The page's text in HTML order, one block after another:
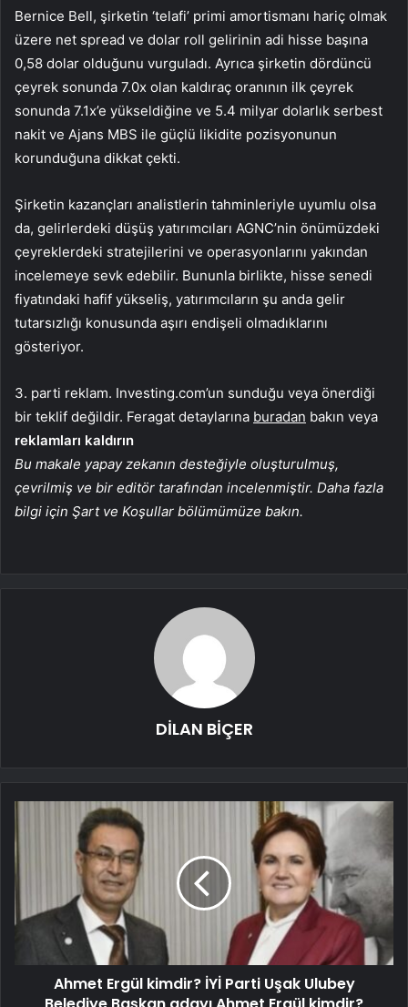
Bernice Bell, şirketin ‘telafi’ primi amortismanı hariç olmak
üzere net spread ve dolar roll gelirinin adi hisse başına
0,58 dolar olduğunu vurguladı. Ayrıca şirketin dördüncü
çeyrek sonunda 7.0x olan kaldıraç oranının ilk çeyrek
sonunda 7.1x’e yükseldiğine ve 5.4 milyar dolarlık serbest
nakit ve Ajans MBS ile güçlü likidite pozisyonunun
korunduğuna dikkat çekti.
Şirketin kazançları analistlerin tahminleriyle uyumlu olsa
da, gelirlerdeki düşüş yatırımcıları AGNC’nin önümüzdeki
çeyreklerdeki stratejilerini ve operasyonlarını yakından
incelemeye sevk edebilir. Bununla birlikte, hisse senedi
fiyatındaki hafif yükseliş, yatırımcıların şu anda gelir
tutarsızlığı konusunda aşırı endişeli olmadıklarını
gösteriyor.
3. parti reklam. Investing.com’un sunduğu veya önerdiği
bir teklif değildir. Feragat detaylarına buradan bakın veya
reklamları kaldırın
Bu makale yapay zekanın desteğiyle oluşturulmuş,
çevrilmiş ve bir editör tarafından incelenmiştir. Daha fazla
bilgi için Şart ve Koşullar bölümümüze bakın.
DİLAN BİÇER
Ahmet Ergül kimdir? İYİ Parti Uşak Ulubey